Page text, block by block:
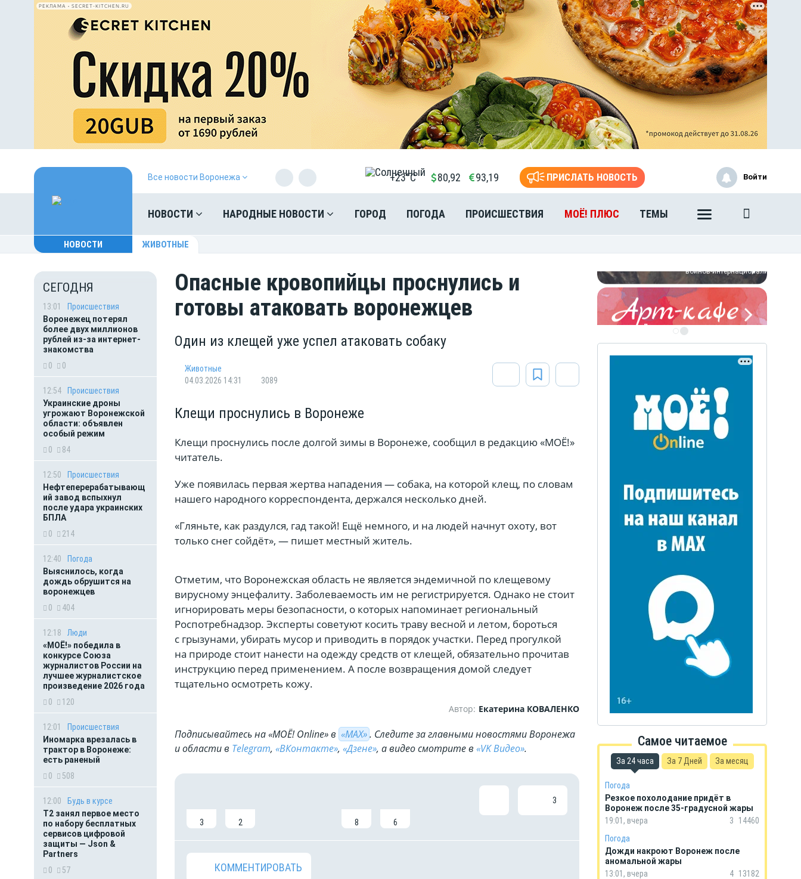
РЕКЛАМА • SECRET-KITCHEN.RU
Все новости Воронежа +23°C 80,92 93,19 ПРИСЛАТЬ НОВОСТЬ
НОВОСТИ НАРОДНЫЕ НОВОСТИ ГОРОД ПОГОДА ПРОИСШЕСТВИЯ МОЁ! ПЛЮС ТЕМЫ
Войти
НОВОСТИ ЖИВОТНЫЕ
СЕГОДНЯ
13:01
Происшествия
Воронежец потерял
более двух миллионов
рублей из-за интернет-
знакомства
0
0
12:54
Происшествия
Украинские дроны
угрожают Воронежской
области: объявлен
особый режим
0
84
12:50
Происшествия
Нефтеперерабатывающ
ий завод вспыхнул
после удара украинских
БПЛА
0
214
12:40
Погода
Выяснилось, когда
дождь обрушится на
воронежцев
0
404
12:18
Люди
«МОЁ!» победила в
конкурсе Союза
журналистов России на
лучшее журналистское
произведение 2026 года
0
120
12:01
Происшествия
Иномарка врезалась в
трактор в Воронеже:
есть раненый
0
508
12:00
Будь в курсе
Т2 занял первое место
по набору бесплатных
сервисов цифровой
защиты — Json &
Partners
0
57
Опасные кровопийцы проснулись и
готовы атаковать воронежцев
Один из клещей уже успел атаковать собаку
Животные
04.03.2026 14:31
3089
Клещи проснулись в Воронеже
Клещи проснулись после долгой зимы в Воронеже, сообщил в редакцию «МОЁ!»
читатель.
Уже появилась первая жертва нападения — собака, на которой клещ, по словам
нашего народного корреспондента, держался несколько дней.
«Гляньте, как раздулся, гад такой! Ещё немного, и на людей начнут охоту, вот
только снег сойдёт», — пишет местный житель.
Отметим, что Воронежская область не является эндемичной по клещевому
вирусному энцефалиту. Заболеваемость им не регистрируется. Однако не стоит
игнорировать меры безопасности, о которых напоминает региональный
Роспотребнадзор. Эксперты советуют косить траву весной и летом, бороться
с грызунами, убирать мусор и приводить в порядок участки. Перед прогулкой
на природе стоит нанести на одежду средств от клещей, обязательно прочитав
инструкцию перед применением. А после возвращения домой следует
тщательно осмотреть кожу.
Автор: Екатерина КОВАЛЕНКО
Подписывайтесь на «МОЁ! Online» в «МАХ». Cледите за главными новостями Воронежа
и области в Telegram, «ВКонтакте», «Дзене», а видео смотрите в «VK Видео».
3 2 8 6
3
КОММЕНТИРОВАТЬ
Книга памяти воронежских
ЭТО БЫЛО В
воинов-интернационалистов
ЭТО БЫЛО В
Книга памяти воронежских
Самое читаемое
За 24 часа За 7 Дней За месяц
Погода
Резкое похолодание придёт в
Воронеж после 35-градусной жары
19:01, вчера
3
14460
Погода
Дожди накроют Воронеж после
аномальной жары
13:01, вчера
4 13182